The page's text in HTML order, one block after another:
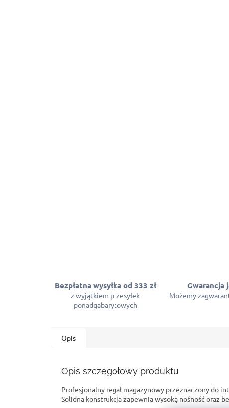
Bezpłatna wysyłka od 333 zł
z wyjątkiem przesyłek
ponadgabarytowych
Gwarancja
Możemy
Opis
Opis szczegółowy produktu
Profesjonalny regał magazynowy przeznaczony do
Solidna konstrukcja zapewnia wysoką nośność oraz